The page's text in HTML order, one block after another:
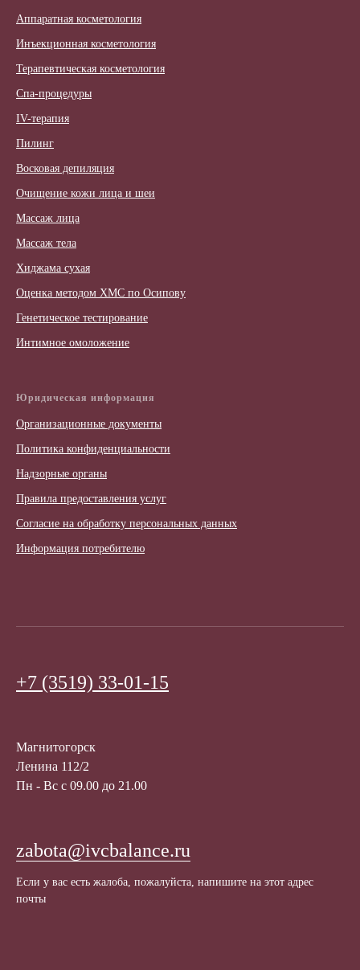
Аппаратная косметология
Инъекционная косметология
Терапевтическая косметология
Спа-процедуры
IV-терапия
Пилинг
Восковая депиляция
Очищение кожи лица и шеи
Массаж лица
Массаж тела
Хиджама сухая
Оценка методом ХМС по Осипову
Генетическое тестирование
Интимное омоложение
Юридическая информация
Организационные документы
Политика конфиденциальности
Надзорные органы
Правила предоставления услуг
Согласие на обработку персональных данных
Информация потребителю
+7 (3519) 33-01-15
Магнитогорск
Ленина 112/2
Пн - Вс с 09.00 до 21.00
zabota@ivcbalance.ru
Если у вас есть жалоба, пожалуйста, напишите на этот адрес
почты